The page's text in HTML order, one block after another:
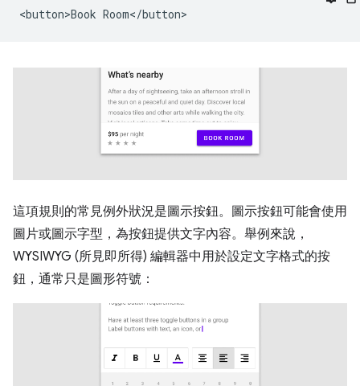
這項規則的常見例外狀況是圖示按鈕。圖示按鈕可能會使用
圖片或圖示字型，為按鈕提供文字內容。舉例來說，
WYSIWYG (所見即所得) 編輯器中用於設定文字格式的按
鈕，通常只是圖形符號：